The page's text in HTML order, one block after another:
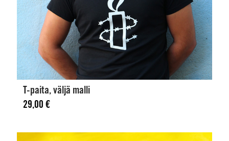
T-paita, väljä malli
29,00 €